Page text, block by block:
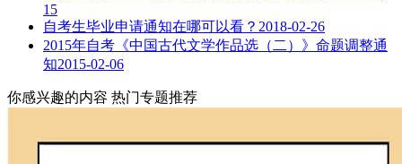
15
自考生毕业申请通知在哪可以看？ 2018-02-26
2015年自考《中国古代文学作品选（二）》命题调整通
知2015-02-06
你感兴趣的内容 热门专题推荐